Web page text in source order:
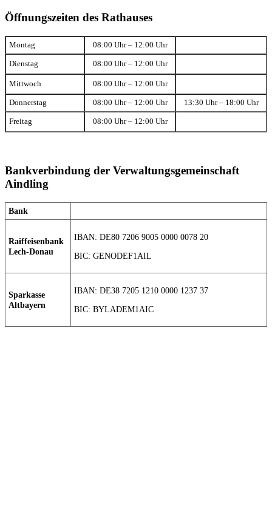
Öffnungszeiten des Rathauses
Montag 08:00 Uhr – 12:00 Uhr
Dienstag 08:00 Uhr – 12:00 Uhr
Mittwoch 08:00 Uhr – 12:00 Uhr
Donnerstag 08:00 Uhr – 12:00 Uhr 13:30 Uhr – 18:00 Uhr
Freitag 08:00 Uhr – 12:00 Uhr
Bankverbindung der Verwaltungsgemeinschaft
Aindling
Bank
Raiffeisenbank
Lech-Donau
IBAN: DE80 7206 9005 0000 0078 20
BIC: GENODEF1AIL
Sparkasse
Altbayern
IBAN: DE38 7205 1210 0000 1237 37
BIC: BYLADEM1AIC